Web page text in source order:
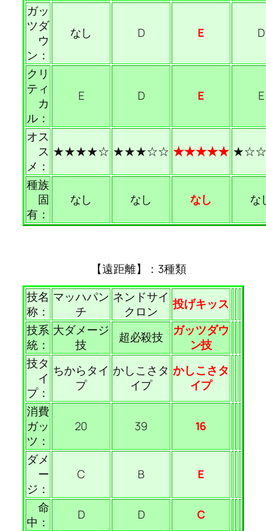
ガッ
ツダ
ウ
ン：
なし D E D
クリ
ティ
カ
ル：
E D E E
オス
ス
メ：
★★★★☆ ★★★☆☆ ★★★★★
種族
固
有：
なし なし なし な
【遠距離】：3種類
技名
称：
マッハパン
チ
ネンドサイ
クロン
投げキッス
技系
統：
大ダメージ
技
超必殺技
ガッツダウ
ン技
技タ
イ
プ：
ちからタイ
プ
かしこさタ
イプ
かしこさタ
イプ
消費
ガッ
ツ：
20 39 16
ダメ
ー
ジ：
C B E
命
中：
D D
C